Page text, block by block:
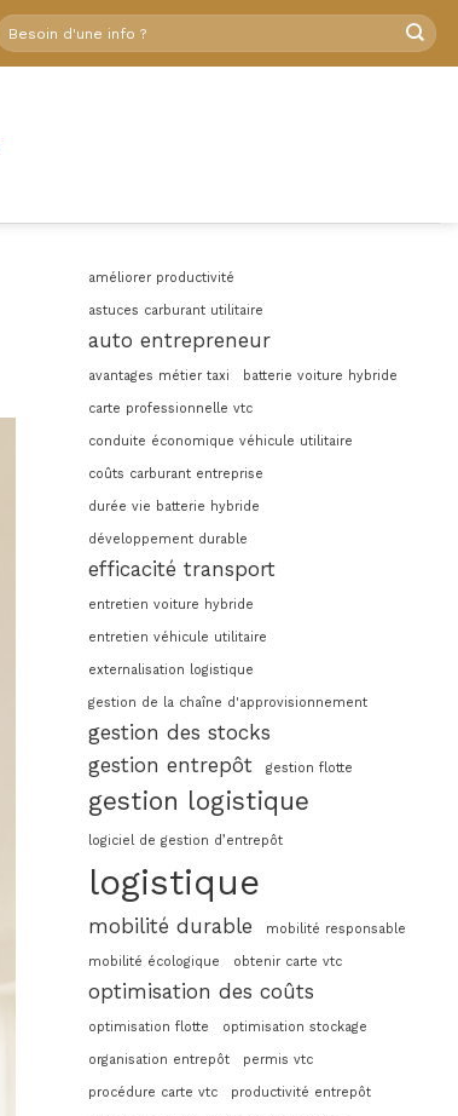
améliorer productivité
astuces carburant utilitaire
auto entrepreneur
avantages métier taxi batterie voiture hybride
carte professionnelle vtc
conduite économique véhicule utilitaire
coûts carburant entreprise
durée vie batterie hybride
développement durable
efficacité transport
entretien voiture hybride
entretien véhicule utilitaire
externalisation logistique
gestion de la chaîne d'approvisionnement
gestion des stocks
gestion entrepôt
gestion flotte
gestion logistique
logiciel de gestion d’entrepôt
logistique
mobilité durable mobilité responsable
mobilité écologique obtenir carte vtc
optimisation des coûts
optimisation flotte optimisation stockage
organisation entrepôt permis vtc
procédure carte vtc productivité entrepôt